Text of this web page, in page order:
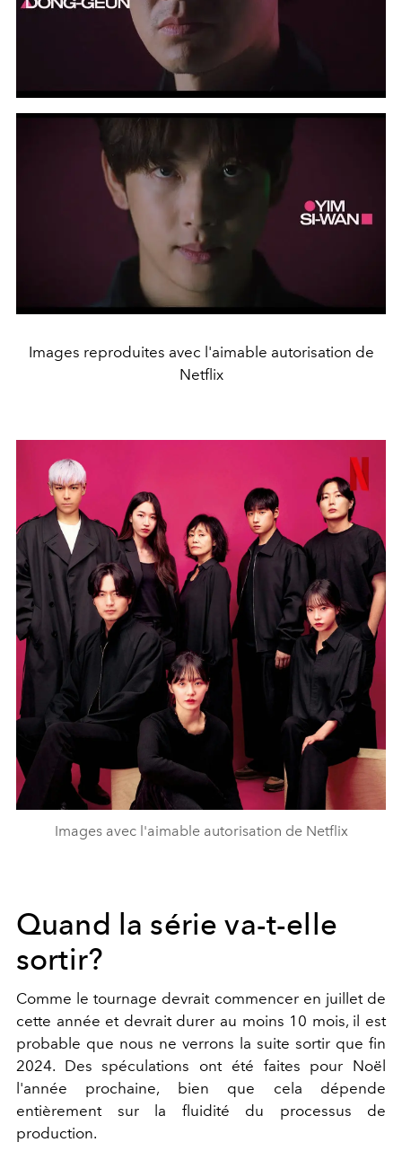
Images reproduites avec l'aimable autorisation de
Netflix
Images avec l'aimable autorisation de Netflix
Quand la série va-t-elle
sortir?
Comme le tournage devrait commencer en juillet de
cette année et devrait durer au moins 10 mois, il est
probable que nous ne verrons la suite sortir que fin
2024. Des spéculations ont été faites pour Noël
l'année prochaine, bien que cela dépende
entièrement sur la fluidité du processus de
production.